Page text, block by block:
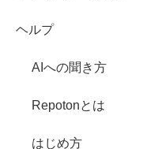
ヘルプ
AIへの聞き方
Repotonとは
はじめ方